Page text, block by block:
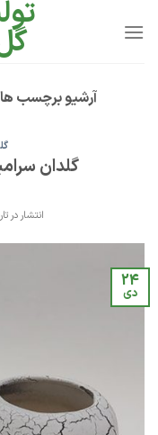
آرشیو برچسب
گلدان
انتشار در
24
دی